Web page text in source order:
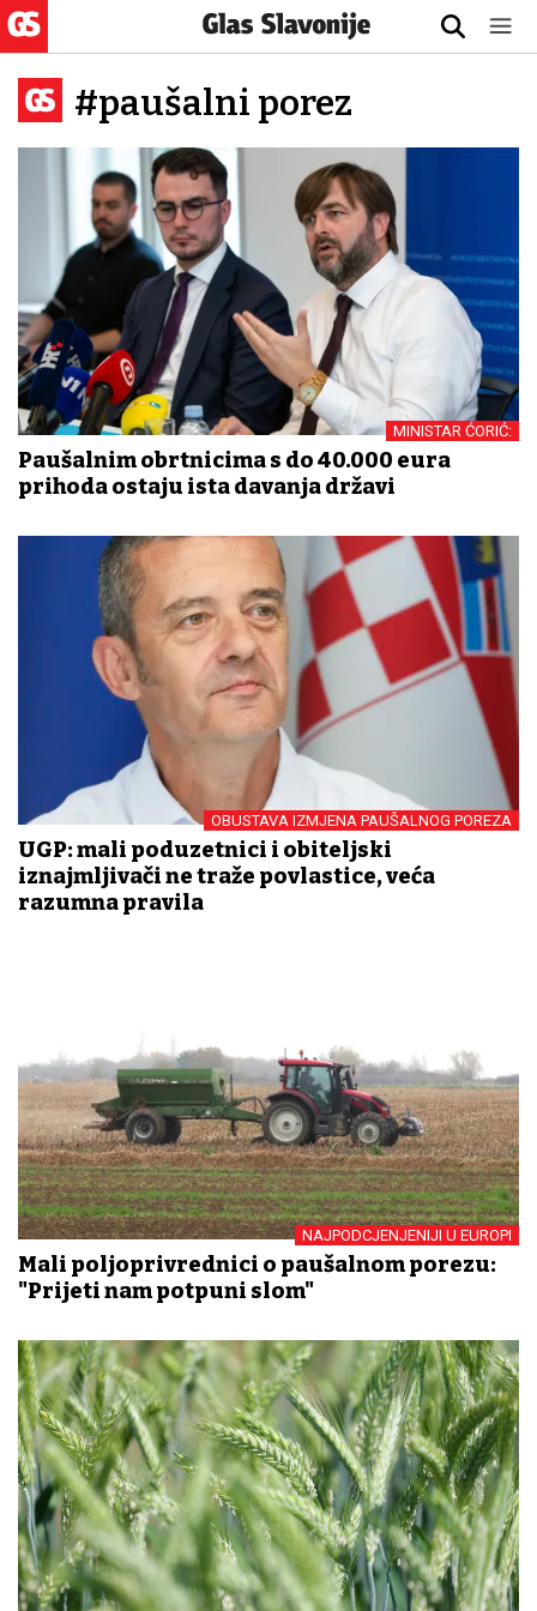
#paušalni porez
MINISTAR ĆORIĆ:
Paušalnim obrtnicima s do 40.000 eura
prihoda ostaju ista davanja državi
OBUSTAVA IZMJENA PAUŠALNOG POREZA
UGP: mali poduzetnici i obiteljski
iznajmljivači ne traže povlastice, veća
razumna pravila
NAJPODCJENJENIJI U EUROPI
Mali poljoprivrednici o paušalnom porezu:
"Prijeti nam potpuni slom"